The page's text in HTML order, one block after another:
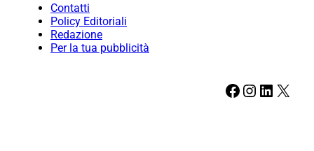
Contatti
Policy Editoriali
Redazione
Per la tua pubblicità
Facebook Instagram LinkedIn X